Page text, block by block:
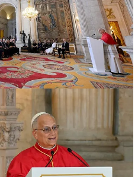
a abandonar las
de vuestra realidad social y
simplificaciones estériles a la
Veo aquí una vocación
España es protagonista original
Viejo Continente puede hacer al
pues joven es quien siente que
interpelan. Apreciar la
a no negarla y a vivirla como una
que parecen aclararlo
fantasmas y enemigos: he aquí
a sus espaldas. Las nuevas
entorno artificial en el que